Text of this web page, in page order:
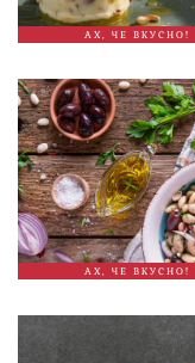
АХ, ЧЕ ВКУСНО!
АХ, ЧЕ ВКУСНО!